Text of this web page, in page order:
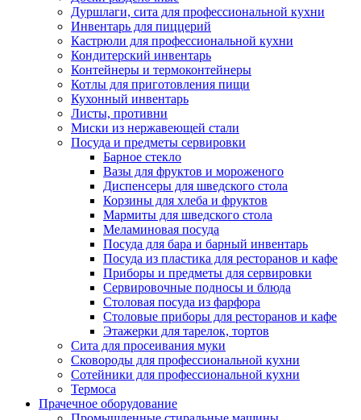
Дуршлаги, сита для профессиональной кухни
Инвентарь для пиццерий
Кастрюли для профессиональной кухни
Кондитерский инвентарь
Контейнеры и термоконтейнеры
Котлы для приготовления пищи
Кухонный инвентарь
Листы, противни
Миски из нержавеющей стали
Посуда и предметы сервировки
Барное стекло
Вазы для фруктов и мороженого
Диспенсеры для шведского стола
Корзины для хлеба и фруктов
Мармиты для шведского стола
Меламиновая посуда
Посуда для бара и барный инвентарь
Посуда из пластика для ресторанов и кафе
Приборы и предметы для сервировки
Сервировочные подносы и блюда
Столовая посуда из фарфора
Столовые приборы для ресторанов и кафе
Этажерки для тарелок, тортов
Сита для просеивания муки
Сковороды для профессиональной кухни
Сотейники для профессиональной кухни
Термоса
Прачечное оборудование